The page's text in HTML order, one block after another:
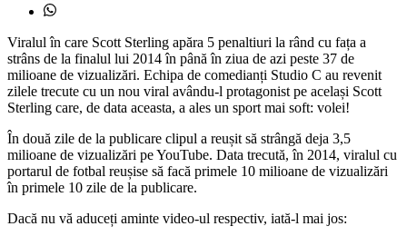
Viralul în care Scott Sterling apăra 5 penaltiuri la rând cu fața a
strâns de la finalul lui 2014 în până în ziua de azi peste 37 de
milioane de vizualizări. Echipa de comedianți Studio C au revenit
zilele trecute cu un nou viral avându-l protagonist pe același Scott
Sterling care, de data aceasta, a ales un sport mai soft: volei!
În două zile de la publicare clipul a reușit să strângă deja 3,5
milioane de vizualizări pe YouTube. Data trecută, în 2014, viralul cu
portarul de fotbal reușise să facă primele 10 milioane de vizualizări
în primele 10 zile de la publicare.
Dacă nu vă aduceți aminte video-ul respectiv, iată-l mai jos: